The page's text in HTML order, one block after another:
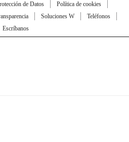
de Datos
Política de cookies
Soluciones W
Teléfonos
Escríbanos